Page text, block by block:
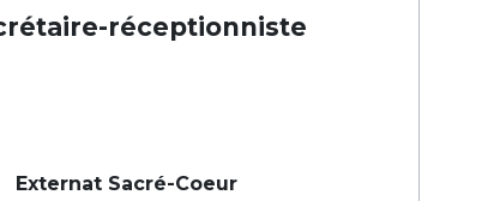
réceptionniste
Externat Sacré-Coeur